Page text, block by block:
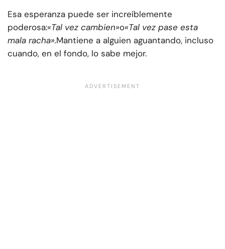
Esa esperanza puede ser increíblemente
poderosa:«Tal vez cambien»o«Tal vez pase esta
mala racha».Mantiene a alguien aguantando, incluso
cuando, en el fondo, lo sabe mejor.